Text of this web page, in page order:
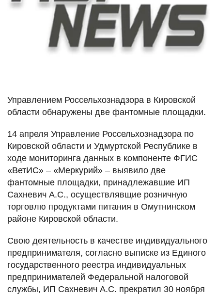
Управлением Россельхознадзора в Кировской
области обнаружены две фантомные площадки.
14 апреля Управление Россельхознадзора по
Кировской области и Удмуртской Республике в
ходе мониторинга данных в компоненте ФГИС
«ВетИС» – «Меркурий» – выявило две
фантомные площадки, принадлежавшие ИП
Сахневич А.С., осуществлявщие розничную
торговлю продуктами питания в Омутнинском
районе Кировской области.
Свою деятельность в качестве индивидуального
предпринимателя, согласно выписке из Единого
государственного реестра индивидуальных
предпринимателей Федеральной налоговой
службы, ИП Сахневич А.С. прекратил 30 ноября